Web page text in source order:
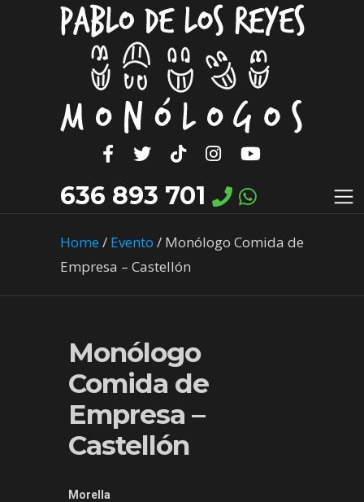
636 893 701
Home/ Evento / Monólogo Comida de
Empresa – Castellón
Monólogo
Comida de
Empresa –
Castellón
Morella